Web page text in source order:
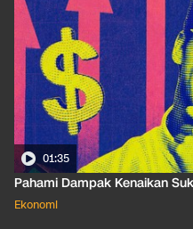
01:35
Pahami Dampak Kenaikan
Ekonomi